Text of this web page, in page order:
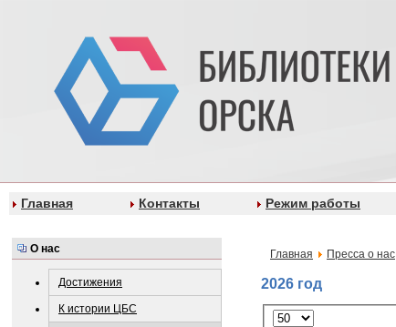
Главная Контакты Режим работы
О нас
Достижения
К истории ЦБС
Главная Пресса о нас
2026 год